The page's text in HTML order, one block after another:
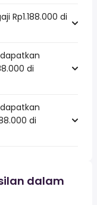
Rp1.188.000 di
di
di
dalam